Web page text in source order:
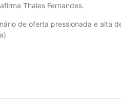
Thales Fernandes.
de oferta pressionada e alta